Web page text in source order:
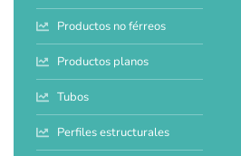
Productos no férreos
Productos planos
Tubos
Perfiles estructurales